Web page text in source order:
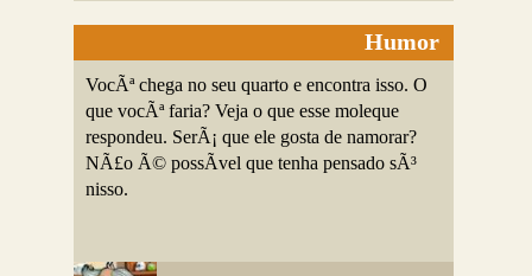
Humor
VocÃª chega no seu quarto e encontra isso. O
que vocÃª faria? Veja o que esse moleque
respondeu. SerÃ¡ que ele gosta de namorar?
NÃ£o Ã© possÃ­vel que tenha pensado sÃ³
nisso.